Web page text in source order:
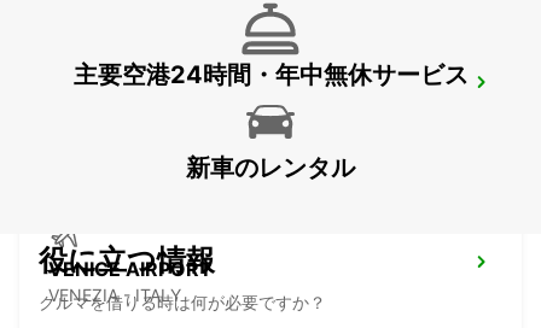
VICENZA
VENICE AIRPORT
VENEZIA - ITALY
主要空港24時間・年中無休サービス
新車のレンタル
役に立つ情報
クルマを借りる時は何が必要ですか？